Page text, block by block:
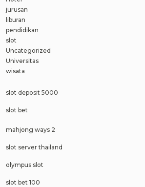
jurusan
liburan
pendidikan
slot
Uncategorized
Universitas
wisata
slot deposit 5000
slot bet
mahjong ways 2
slot server thailand
olympus slot
slot bet 100